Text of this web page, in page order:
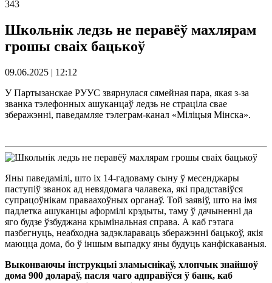
343
Школьнік ледзь не перавёў махлярам
грошы сваіх бацькоў
09.06.2025 | 12:12
У Партызанскае РУУС звярнулася сямейная пара, якая з-за
званка тэлефонных ашуканцаў ледзь не страціла свае
зберажэнні, паведамляе тэлеграм-канал «Міліцыя Мінска».
Яны паведамілі, што іх 14-гадоваму сыну ў месенджары
паступіў званок ад невядомага чалавека, які прадставіўся
супрацоўнікам праваахоўных органаў. Той заявіў, што на імя
падлетка ашуканцы аформілі крэдыты, таму ў дачыненні да
яго будзе ўзбуджана крымінальная справа. А каб гэтага
пазбегнуць, неабходна задэклараваць зберажэнні бацькоў, якія
маюцца дома, бо ў іншым выпадку яны будуць канфіскаваныя.
Выконваючы інструкцыі зламыснікаў, хлопчык знайшоў
дома 900 долараў, пасля чаго адправіўся ў банк, каб